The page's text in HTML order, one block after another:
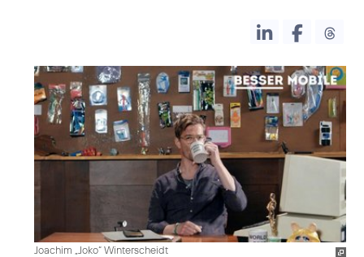
Joachim „Joko“ Winterscheidt